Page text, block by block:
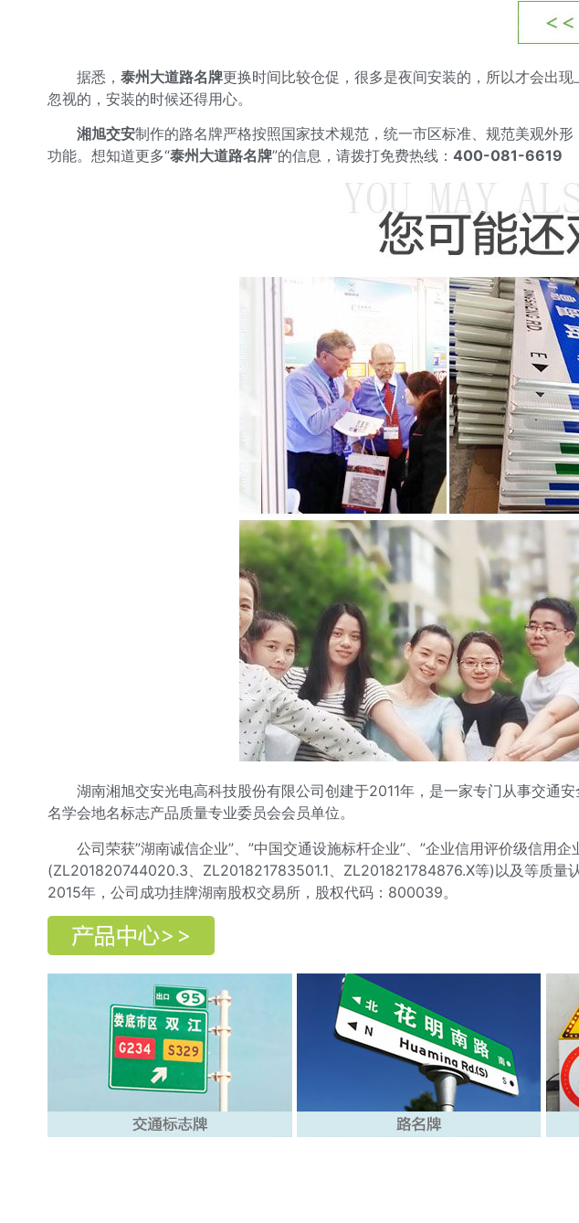
据悉， 泰州大道路名牌更换时间比较仓促，很多是夜间安装的，所以才会出
忽视的，安装的时候还得用心。
湘旭交安制作的路名牌严格按照国家技术规范，统一市区标准、规范美观外
功能。想知道更多“泰州大道路名牌”的信息，请拨打免费热线： 400-081-6619
湖南湘旭交安光电高科技股份有限公司创建于2011年，是一家专门从事交通
名学会地名标志产品质量专业委员会会员单位。
公司荣获”湖南诚信企业”、”中国交通设施标杆企业”、”企业信用评价级信用
(ZL201820744020.3、ZL201821783501.1、ZL201821784876.X等)以及等质量
2015年，公司成功挂牌湖南股权交易所，股权代码：800039。